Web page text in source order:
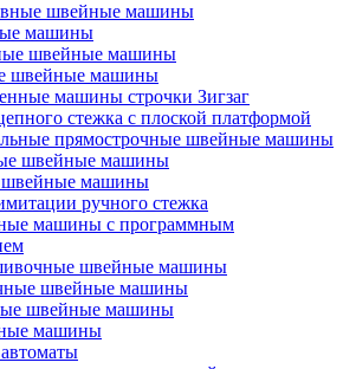
швейные машины
машины
швейные машины
швейные машины
машины строчки Зигзаг
стежка с плоской платформой
прямострочные швейные машины
швейные машины
швейные машины
ручного стежка
машины с программным
швейные машины
швейные машины
швейные машины
машины